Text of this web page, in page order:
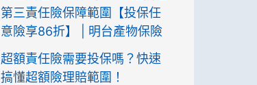
第三責任險保障範圍【投保任
意險享86折】 | 明台產物保險
超額責任險需要投保嗎？快速
搞懂超額險理賠範圍！